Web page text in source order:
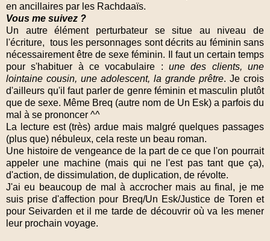
en ancillaires par les Rachdaaïs.
Vous me suivez ?
Un autre élément perturbateur se situe au niveau de
l'écriture, tous les personnages sont décrits au féminin sans
nécessairement être de sexe féminin. Il faut un certain temps
pour s'habituer à ce vocabulaire : une des clients, une
lointaine cousin, une adolescent, la grande prêtre. Je crois
d'ailleurs qu'il faut parler de genre féminin et masculin plutôt
que de sexe. Même Breq (autre nom de Un Esk) a parfois du
mal à se prononcer ^^
La lecture est (très) ardue mais malgré quelques passages
(plus que) nébuleux, cela reste un beau roman.
Une histoire de vengeance de la part de ce que l'on pourrait
appeler une machine (mais qui ne l'est pas tant que ça),
d'action, de dissimulation, de duplication, de révolte.
J'ai eu beaucoup de mal à accrocher mais au final, je me
suis prise d'affection pour Breq/Un Esk/Justice de Toren et
pour Seivarden et il me tarde de découvrir où va les mener
leur prochain voyage.